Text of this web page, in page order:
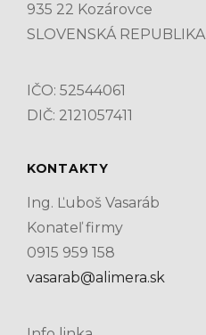
935 22 Kozárovce
SLOVENSKÁ REPUBLIKA
IČO: 52544061
DIČ: 2121057411
KONTAKTY
Ing. Ľuboš Vasaráb
Konateľ firmy
0915 959 158
vasarab@alimera.sk